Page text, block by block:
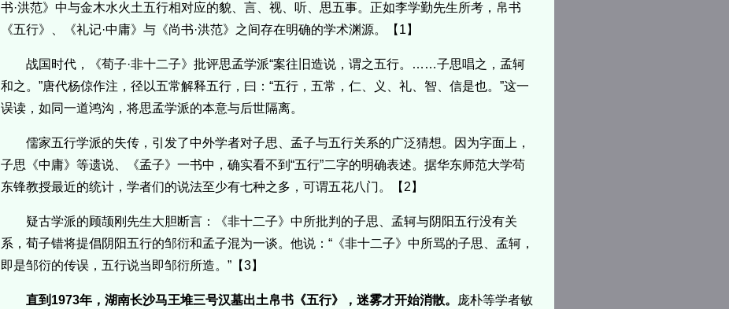
书·洪范》中与金木水火土五行相对应的貌、言、视、听、思五事。正如李学勤先生所考，帛书
《五行》、《礼记·中庸》与《尚书·洪范》之间存在明确的学术渊源。【1】
战国时代，《荀子·非十二子》批评思孟学派“案往旧造说，谓之五行。……子思唱之，孟轲
和之。”唐代杨倞作注，径以五常解释五行，曰：“五行，五常，仁、义、礼、智、信是也。”这一
误读，如同一道鸿沟，将思孟学派的本意与后世隔离。
儒家五行学派的失传，引发了中外学者对子思、孟子与五行关系的广泛猜想。因为字面上，
子思《中庸》等遗说、《孟子》一书中，确实看不到“五行”二字的明确表述。据华东师范大学苟
东锋教授最近的统计，学者们的说法至少有七种之多，可谓五花八门。【2】
疑古学派的顾颉刚先生大胆断言：《非十二子》中所批判的子思、孟轲与阴阳五行没有关
系，荀子错将提倡阴阳五行的邹衍和孟子混为一谈。他说：“《非十二子》中所骂的子思、孟轲，
即是邹衍的传误，五行说当即邹衍所造。”【3】
直到1973年，湖南长沙马王堆三号汉墓出土帛书《五行》，迷雾才开始消散。
庞朴等学者敏